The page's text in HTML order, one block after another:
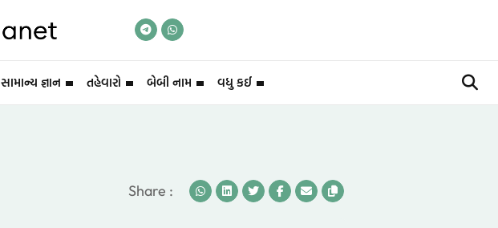
સામાન્ય જ્ઞાન તહેવારો બેબી નામ વધુ કઈ
Share :